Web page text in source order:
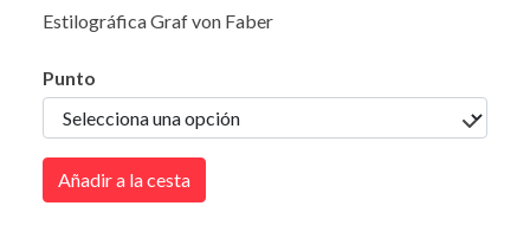
Estilográfica Graf von Faber
Punto
Añadir a la cesta